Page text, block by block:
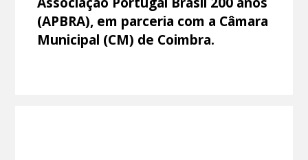
(APBRA), em parceria com a Câmara
Municipal (CM) de Coimbra.